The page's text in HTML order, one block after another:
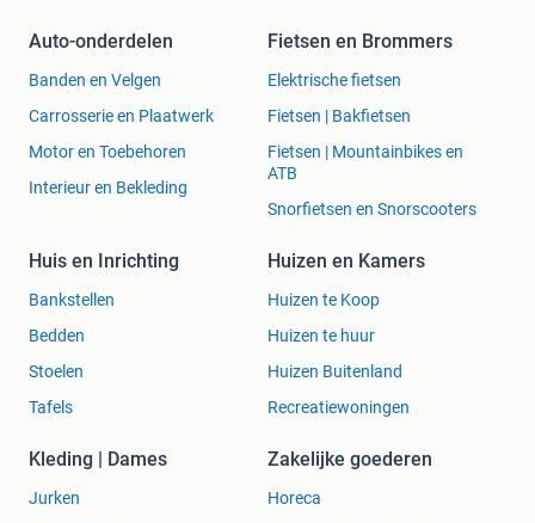
Auto-onderdelen
Banden en Velgen
Carrosserie en Plaatwerk
Motor en Toebehoren
Interieur en Bekleding
Fietsen en Brommers
Elektrische fietsen
Fietsen | Bakfietsen
Fietsen | Mountainbikes en
ATB
Snorfietsen en Snorscooters
Huis en Inrichting
Bankstellen
Bedden
Stoelen
Tafels
Huizen en Kamers
Huizen te Koop
Huizen te huur
Huizen Buitenland
Recreatiewoningen
Kleding | Dames
Jurken
Zakelijke goederen
Horeca